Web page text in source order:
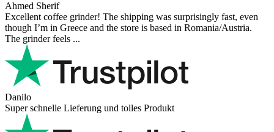
Ahmed Sherif
Excellent coffee grinder! The shipping was surprisingly fast, even
though I’m in Greece and the store is based in Romania/Austria.
The grinder feels ...
Danilo
Super schnelle Lieferung und tolles Produkt